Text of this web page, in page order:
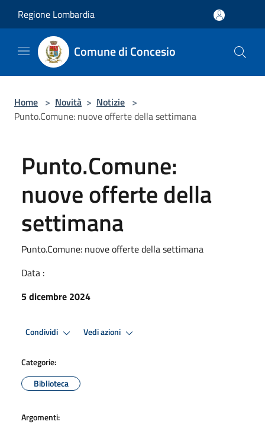
Regione Lombardia
Comune di Concesio
Home > Novità > Notizie >
Punto.Comune: nuove offerte della settimana
Punto.Comune:
nuove offerte della
settimana
Punto.Comune: nuove offerte della settimana
Data :
5 dicembre 2024
Condividi Vedi azioni
Categorie:
Biblioteca
Argomenti: